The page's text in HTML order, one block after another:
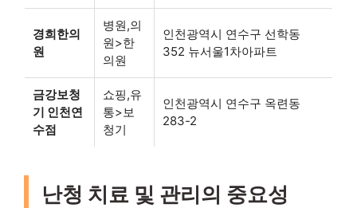
경희한의
원
병원,의
원>한
의원
인천광역시 연수구 선학동
352 뉴서울1차아파트
금강보청
기 인천연
수점
쇼핑,유
통>보
청기
인천광역시 연수구 옥련동
283-2
난청 치료 및 관리의 중요성